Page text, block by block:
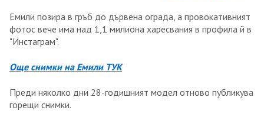
Емили позира в гръб до дървена ограда, а провокативният
фотос вече има над 1,1 милиона харесвания в профила й в
"Инстаграм".
Още снимки на Емили ТУК
Преди няколко дни 28-годишният модел отново публикува
горещи снимки.